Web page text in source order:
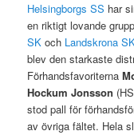
Helsingborgs SS har
en riktigt lovande
SK och Landskrona
blev den starkaste
Förhandsfavoriterna
Hockum Jonsson
stod pall för
av övriga fältet. Hela